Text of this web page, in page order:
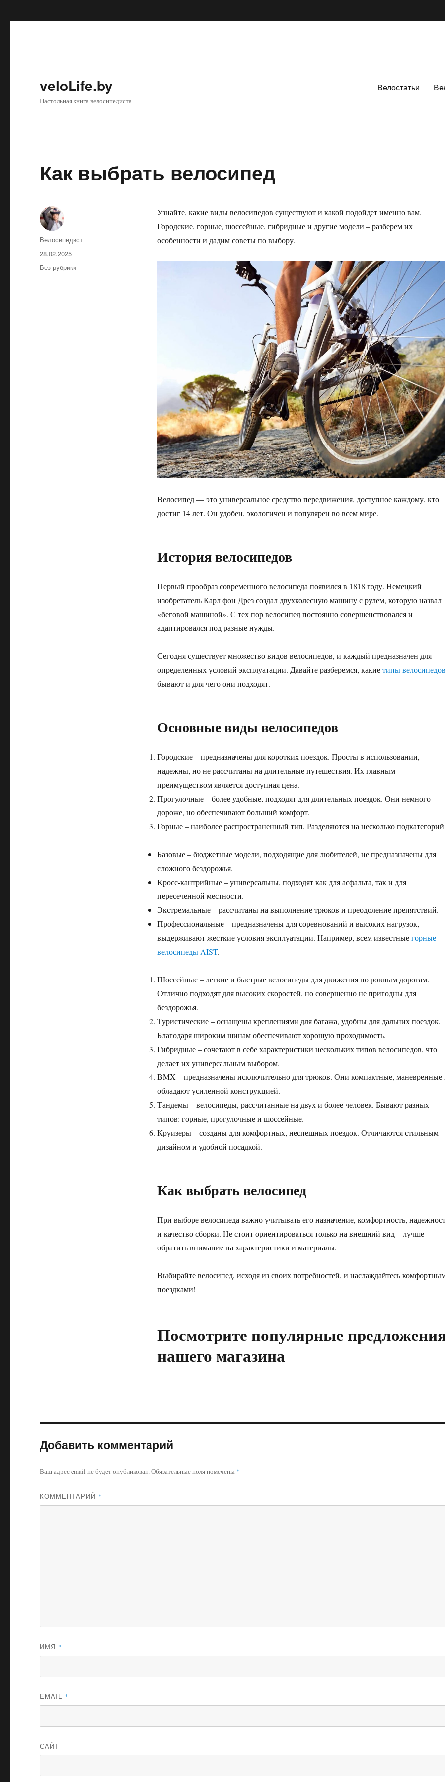
veloLife.by
Настольная книга велосипедиста
Велостатьи
Как выбрать велосипед
Узнайте, какие виды велосипедов существуют и какой подойдет именно вам.
Городские, горные, шоссейные, гибридные и другие модели – разберем их
особенности и дадим советы по выбору.
Велосипед — это универсальное средство передвижения, доступное каждому, кто
достиг 14 лет. Он удобен, экологичен и популярен во всем мире.
История велосипедов
Первый прообраз современного велосипеда появился в 1818 году. Немецкий
изобретатель Карл фон Дрез создал двухколесную машину с рулем, которую назвал
«беговой машиной». С тех пор велосипед постоянно совершенствовался и
адаптировался под разные нужды.
Сегодня существует множество видов велосипедов, и каждый предназначен для
определенных условий эксплуатации. Давайте разберемся, какиетипы велосипедов
бывают и для чего они подходят.
Основные виды велосипедов
Городские – предназначены для коротких поездок. Просты в использовании,
надежны, но не рассчитаны на длительные путешествия. Их главным
преимуществом является доступная цена.
Прогулочные – более удобные, подходят для длительных поездок. Они немного
дороже, но обеспечивают больший комфорт.
Горные – наиболее распространенный тип. Разделяются на несколько подкатегорий:
Базовые – бюджетные модели, подходящие для любителей, не предназначены для
сложного бездорожья.
Кросс-кантрийные – универсальны, подходят как для асфальта, так и для
пересеченной местности.
Экстремальные – рассчитаны на выполнение трюков и преодоление препятствий.
Профессиональные – предназначены для соревнований и высоких нагрузок,
выдерживают жесткие условия эксплуатации. Например, всем известныегорные
велосипеды AIST.
Шоссейные – легкие и быстрые велосипеды для движения по ровным дорогам.
Отлично подходят для высоких скоростей, но совершенно не пригодны для
бездорожья.
Туристические – оснащены креплениями для багажа, удобны для дальних поездок.
Благодаря широким шинам обеспечивают хорошую проходимость.
Гибридные – сочетают в себе характеристики нескольких типов велосипедов, что
делает их универсальным выбором.
BMX – предназначены исключительно для трюков. Они компактные, маневренные
обладают усиленной конструкцией.
Тандемы – велосипеды, рассчитанные на двух и более человек. Бывают разных
типов: горные, прогулочные и шоссейные.
Круизеры – созданы для комфортных, неспешных поездок. Отличаются стильным
дизайном и удобной посадкой.
Как выбрать велосипед
При выборе велосипеда важно учитывать его назначение, комфортность,
и качество сборки. Не стоит ориентироваться только на внешний вид – лучше
обратить внимание на характеристики и материалы.
Выбирайте велосипед, исходя из своих потребностей, и наслаждайтесь
поездками!
Посмотрите популярные
нашего магазина
Автор
Велосипедист
Опубликовано
28.02.2025
Рубрики
Без рубрики
Добавить комментарий
Ваш адрес email не будет опубликован.Обязательные поля помечены *
КОММЕНТАРИЙ *
ИМЯ *
EMAIL *
САЙТ